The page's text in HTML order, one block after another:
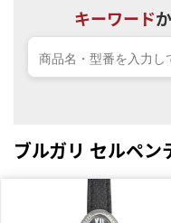
キーワード
ブルガリ セルペ